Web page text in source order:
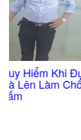
thuật số VTC
đưa tin..